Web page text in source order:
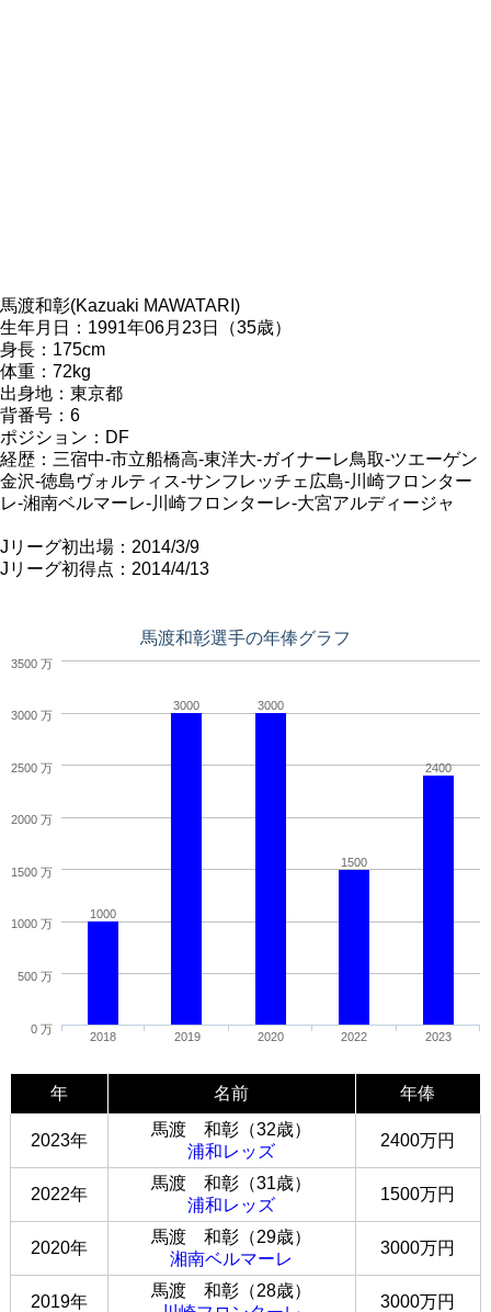
馬渡和彰(Kazuaki MAWATARI)
生年月日：1991年06月23日（35歳）
身長：175cm
体重：72kg
出身地：東京都
背番号：6
ポジション：DF
経歴：三宿中-市立船橋高-東洋大-ガイナーレ鳥取-ツエーゲン
金沢-徳島ヴォルティス-サンフレッチェ広島-川崎フロンター
レ-湘南ベルマーレ-川崎フロンターレ-大宮アルディージャ
Jリーグ初出場：2014/3/9
Jリーグ初得点：2014/4/13
馬渡和彰選手の年俸グラフ
1000
3000 3000
1500
2400
2018 2019 2020 2022 2023
0 万
500 万
1000 万
1500 万
2000 万
2500 万
3000 万
3500 万
年 名前 年俸
2023年
馬渡 和彰（32歳）
浦和レッズ
2400万円
2022年
馬渡 和彰（31歳）
浦和レッズ
1500万円
2020年
馬渡 和彰（29歳）
湘南ベルマーレ
3000万円
2019年
馬渡 和彰（28歳）
3000万円